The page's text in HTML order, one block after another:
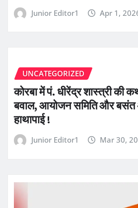
Junior Editor1 Apr 1,
UNCATEGORIZED
कोरबा में पं. धीरेंद्र शास्त्री की
बवाल, आयोजन समिति और बसंत
हाथापाई !
Junior Editor1 Mar 30,